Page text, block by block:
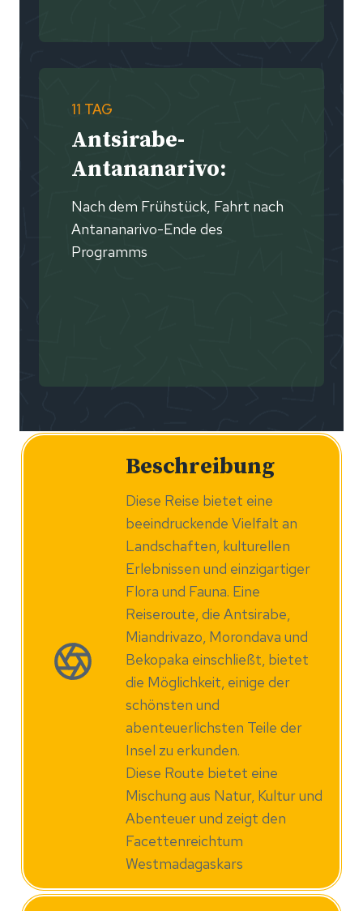
11 TAG
Antsirabe-
Antananarivo:
Nach dem Frühstück, Fahrt nach
Antananarivo-Ende des
Programms
Beschreibung
Diese Reise bietet eine
beeindruckende Vielfalt an
Landschaften, kulturellen
Erlebnissen und einzigartiger
Flora und Fauna. Eine
Reiseroute, die Antsirabe,
Miandrivazo, Morondava und
Bekopaka einschließt, bietet
die Möglichkeit, einige der
schönsten und
abenteuerlichsten Teile der
Insel zu erkunden.
Diese Route bietet eine
Mischung aus Natur, Kultur und
Abenteuer und zeigt den
Facettenreichtum
Westmadagaskars